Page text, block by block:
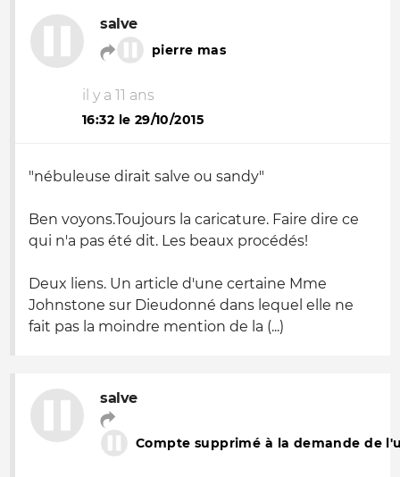
salve
pierre mas
il y a 11 ans
16:32 le 29/10/2015
"nébuleuse dirait salve ou sandy"
Ben voyons.Toujours la caricature. Faire dire ce
qui n'a pas été dit. Les beaux procédés!
Deux liens. Un article d'une certaine Mme
Johnstone sur Dieudonné dans lequel elle ne
fait pas la moindre mention de la (...)
salve
Compte supprimé à la demande de